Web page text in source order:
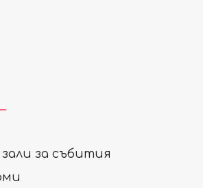
за събития